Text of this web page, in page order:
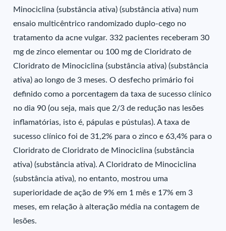
Minociclina (substância ativa) (substância ativa) num
ensaio multicêntrico randomizado duplo-cego no
tratamento da acne vulgar. 332 pacientes receberam 30
mg de zinco elementar ou 100 mg de Cloridrato de
Cloridrato de Minociclina (substância ativa) (substância
ativa) ao longo de 3 meses. O desfecho primário foi
definido como a porcentagem da taxa de sucesso clínico
no dia 90 (ou seja, mais que 2/3 de redução nas lesões
inflamatórias, isto é, pápulas e pústulas). A taxa de
sucesso clínico foi de 31,2% para o zinco e 63,4% para o
Cloridrato de Cloridrato de Minociclina (substância
ativa) (substância ativa). A Cloridrato de Minociclina
(substância ativa), no entanto, mostrou uma
superioridade de ação de 9% em 1 mês e 17% em 3
meses, em relação à alteração média na contagem de
lesões.